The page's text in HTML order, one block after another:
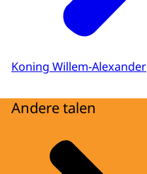
Koning Willem-Alexander
Andere talen